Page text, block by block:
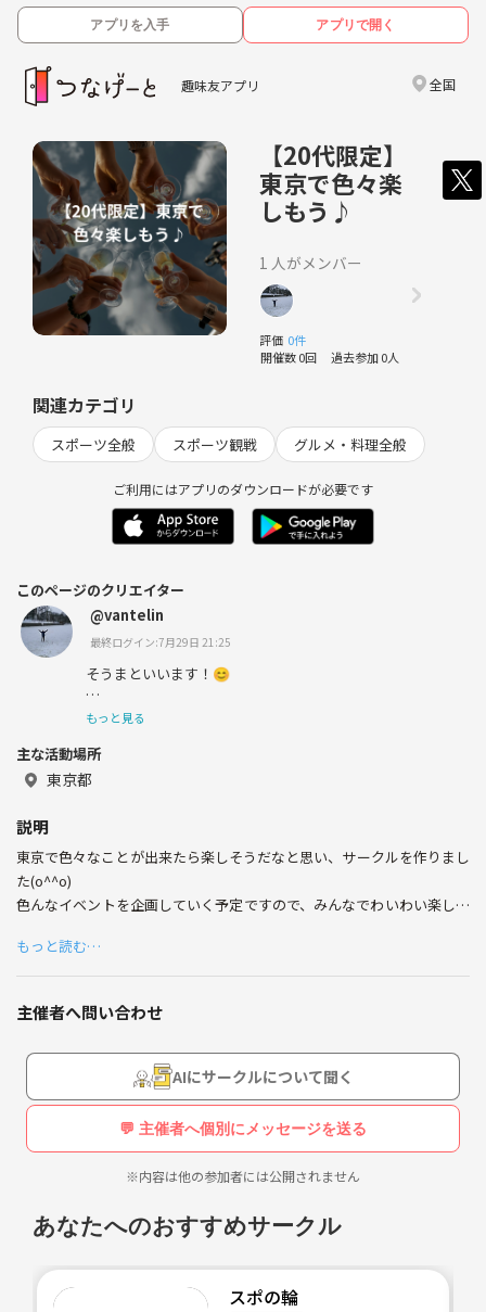
アプリを入手 アプリで開く
趣味友アプリ 全国
【20代限定】
東京で色々楽
しもう♪
1 人がメンバー
評価 0件
開催数 0回 過去参加 0人
関連カテゴリ
スポーツ全般 スポーツ観戦 グルメ・料理全般
ご利用にはアプリのダウンロードが必要です
このページのクリエイター
@vantelin
最終ログイン:7月29日 21:25
そうまといいます！😊
野球、お笑い、ラーメンが大好きです！
色んな人と交流出来ればと思っています😆
もっと見る
主な活動場所
東京都
説明
東京で色々なことが出来たら楽しそうだなと思い、サークルを作りまし
た(o^^o)
色んなイベントを企画していく予定ですので、みんなでわいわい楽しん
もっと読む…
主催者へ問い合わせ
AIにサークルについて聞く
💬 主催者へ個別にメッセージを送る
※内容は他の参加者には公開されません
あなたへのおすすめサークル
スポの輪